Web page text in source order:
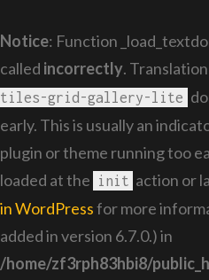
Notice: Function
called incorrectly.
tiles-grid-gallery-lite
early. This is usually an
plugin or theme running too
loaded at the
init action or
in WordPressfor more
added in version 6.7.0.) in
/home/zf3rph83hbi8/